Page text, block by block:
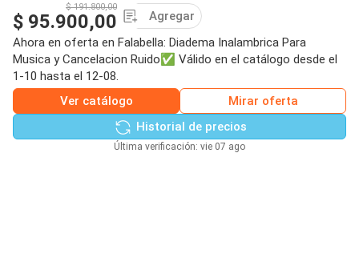
$ 191.800,00
$ 95.900,00
Agregar
Ahora en oferta en Falabella: Diadema Inalambrica Para
Musica y Cancelacion Ruido✅ Válido en el catálogo desde el
1-10 hasta el 12-08.
Ver catálogo
Mirar oferta
Historial de precios
Última verificación: vie 07 ago